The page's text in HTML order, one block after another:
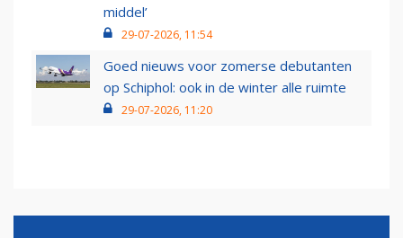
middel’
29-07-2026, 11:54
Goed nieuws voor zomerse debutanten
op Schiphol: ook in de winter alle ruimte
29-07-2026, 11:20